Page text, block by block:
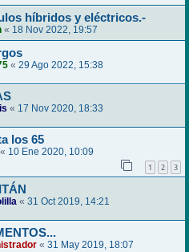
híbridos y eléctricos.-
« 18 Nov 2022, 19:57
« 29 Ago 2022, 15:38
« 17 Nov 2020, 18:33
los 65
« 10 Ene 2020, 10:09
1 2 3
« 31 Oct 2019, 14:21
« 31 May 2019, 18:07